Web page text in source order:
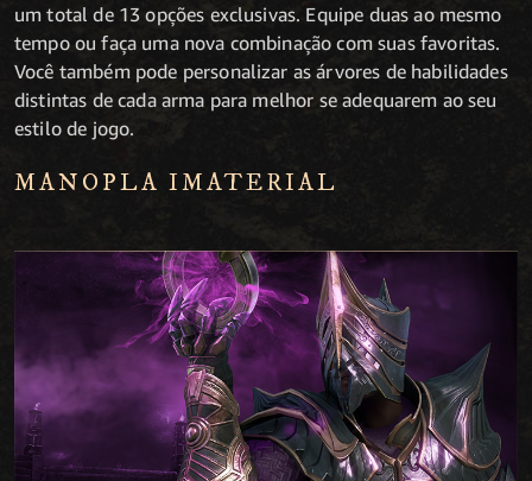
um total de 13 opções exclusivas. Equipe duas ao mesmo
tempo ou faça uma nova combinação com suas favoritas.
Você também pode personalizar as árvores de habilidades
distintas de cada arma para melhor se adequarem ao seu
estilo de jogo.
MANOPLA IMATERIAL